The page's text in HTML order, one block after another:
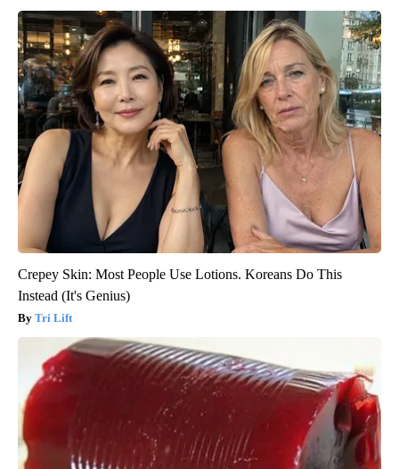
Crepey Skin: Most People Use Lotions. Koreans Do This
Instead (It's Genius)
Tri Lift